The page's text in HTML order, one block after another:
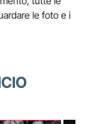
le foto e i